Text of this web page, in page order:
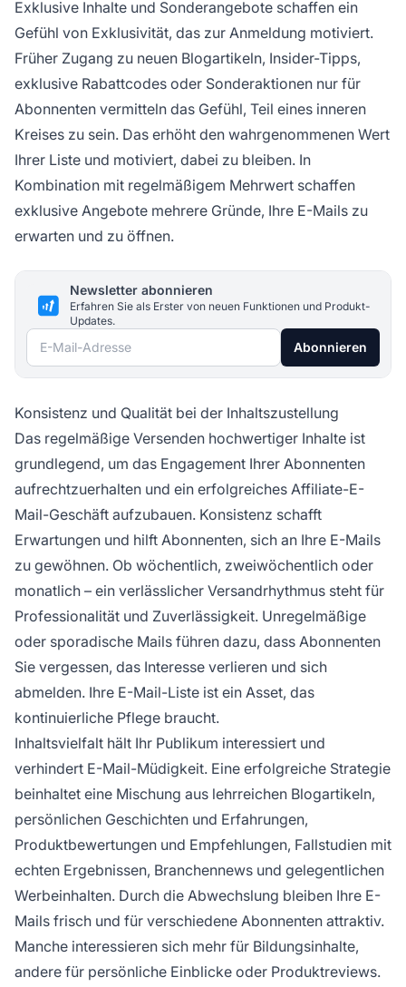
Exklusive Inhalte und Sonderangebote schaffen ein
Gefühl von Exklusivität, das zur Anmeldung motiviert.
Früher Zugang zu neuen Blogartikeln, Insider-Tipps,
exklusive Rabattcodes oder Sonderaktionen nur für
Abonnenten vermitteln das Gefühl, Teil eines inneren
Kreises zu sein. Das erhöht den wahrgenommenen Wert
Ihrer Liste und motiviert, dabei zu bleiben. In
Kombination mit regelmäßigem Mehrwert schaffen
exklusive Angebote mehrere Gründe, Ihre E-Mails zu
erwarten und zu öffnen.
Newsletter abonnieren
Erfahren Sie als Erster von neuen Funktionen und Produkt-
Updates.
E-Mail-Adresse Abonnieren
Konsistenz und Qualität bei der Inhaltszustellung
Das regelmäßige Versenden hochwertiger Inhalte ist
grundlegend, um das Engagement Ihrer Abonnenten
aufrechtzuerhalten und ein erfolgreiches Affiliate-E-
Mail-Geschäft aufzubauen. Konsistenz schafft
Erwartungen und hilft Abonnenten, sich an Ihre E-Mails
zu gewöhnen. Ob wöchentlich, zweiwöchentlich oder
monatlich – ein verlässlicher Versandrhythmus steht für
Professionalität und Zuverlässigkeit. Unregelmäßige
oder sporadische Mails führen dazu, dass Abonnenten
Sie vergessen, das Interesse verlieren und sich
abmelden. Ihre E-Mail-Liste ist ein Asset, das
kontinuierliche Pflege braucht.
Inhaltsvielfalt hält Ihr Publikum interessiert und
verhindert E-Mail-Müdigkeit. Eine erfolgreiche Strategie
beinhaltet eine Mischung aus lehrreichen Blogartikeln,
persönlichen Geschichten und Erfahrungen,
Produktbewertungen und Empfehlungen, Fallstudien mit
echten Ergebnissen, Branchennews und gelegentlichen
Werbeinhalten. Durch die Abwechslung bleiben Ihre E-
Mails frisch und für verschiedene Abonnenten attraktiv.
Manche interessieren sich mehr für Bildungsinhalte,
andere für persönliche Einblicke oder Produktreviews.